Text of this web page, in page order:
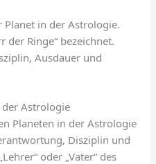
in der Astrologie.
der Ringe“ bezeichnet.
Ausdauer und
Astrologie
Planeten in der Astrologie
Disziplin und
oder „Vater“ des